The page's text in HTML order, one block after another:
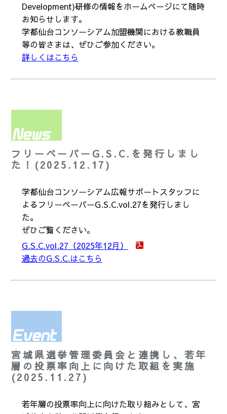
Development)研修の情報をホームページにて随時
お知らせします。
学都仙台コンソーシアム加盟機関における教職員
等の皆さまは、ぜひご参加ください。
詳しくはこちら
フリーペーパーG.S.C.を発行しまし
た！(2025.12.17)
学都仙台コンソーシアム広報サポートスタッフに
よるフリーペーパーG.S.C.vol.27を発行しまし
た。
ぜひご覧ください。
G.S.C.vol.27（2025年12月）
過去のG.S.C.はこちら
宮城県選挙管理委員会と連携し、若年
層の投票率向上に向けた取組を実施
(2025.11.27)
若年層の投票率向上に向けた取り組みとして、宮